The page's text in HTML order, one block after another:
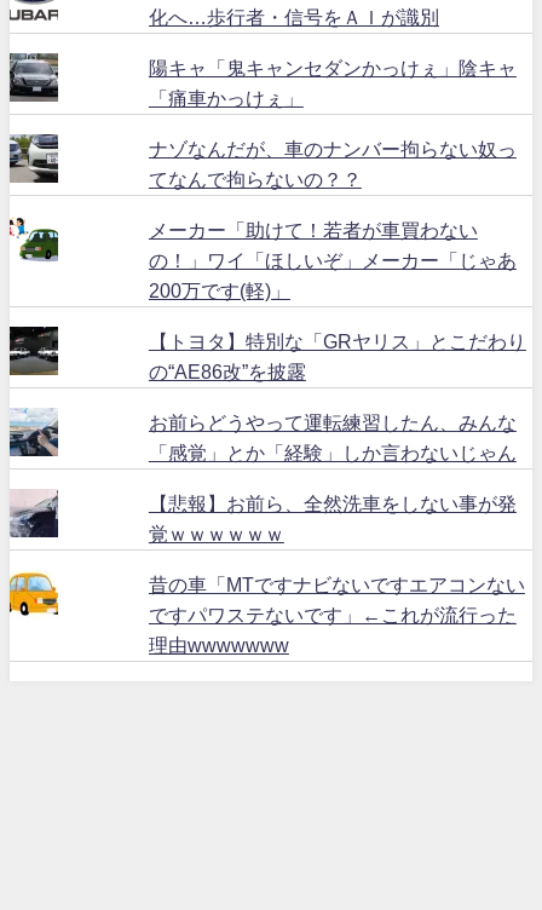
化へ…歩行者・信号をＡＩが識別
陽キャ「鬼キャンセダンかっけぇ」陰キャ
「痛車かっけぇ」
ナゾなんだが、車のナンバー拘らない奴っ
てなんで拘らないの？？
メーカー「助けて！若者が車買わない
の！」ワイ「ほしいぞ」メーカー「じゃあ
200万です(軽)」
【トヨタ】特別な「GRヤリス」とこだわり
の“AE86改”を披露
お前らどうやって運転練習したん、みんな
「感覚」とか「経験」しか言わないじゃん
【悲報】お前ら、全然洗車をしない事が発
覚ｗｗｗｗｗｗ
昔の車「MTですナビないですエアコンない
ですパワステないです」←これが流行った
理由wwwwwww